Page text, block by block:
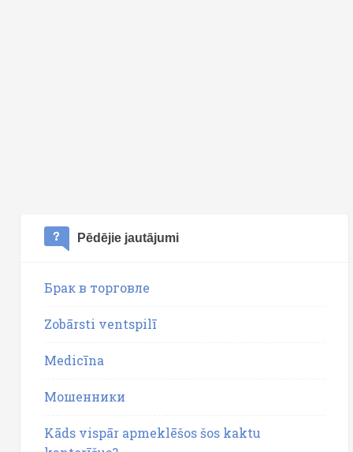
Pēdējie jautājumi
Брак в торговле
Zobārsti ventspilī
Medicīna
Мошенники
Kāds vispār apmeklēšos šos kaktu